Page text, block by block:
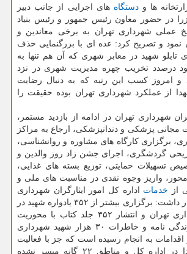
ها ودستگاه های اجرایی از جانب دبیر
در حضور معاون رئیس جمهور و رئیس بنیاد
عملی شهرداری تهران به برخی معاندین و
نمود و تصریح کرد: عده ای با بزرگنمایی حذف
تابلو شهید در معابر شهری که آن هم تنها به
درصدد تخریب چهره مدیریت شهری در نزد
و امروز کسب این رتبه که به دنبال رضایت
از عملکرد شهرداری تهران بوده حقیقت را
شهرداری تهران در ادامه از بازدید مستمر،
مجانی پزشکی و دندانپزشکی، ارجاع به مراکز
برگزاری کارگاه های مشاوره و روانشناسی،
گردشگری، اجرای جشن زاد روز والدین و
تسهیلات حمایتی، توزیع بسته های غذایی،
واریز وجوه نقدی در مناسبت های ملی و
از خدمات اداره کل امور ایثارگران شهرداری
تهران یاد کرد و اظهار داشت: برگزاری بیشتر از ۳۵۲ یادواره شهید در
سطح محلات شهرداری تهران و انتشار ۳۵۲ جلد کتاب با محوریت
بیان وصیت نامه، زندگی نامه و خاطرات ۳۰ هزار شهید شهرداری
به انجام رسیده است که جز با فعالیت
جهادی خادمین شهدا در اداره کل و مناطق ۲۲ گانه میسر نشده